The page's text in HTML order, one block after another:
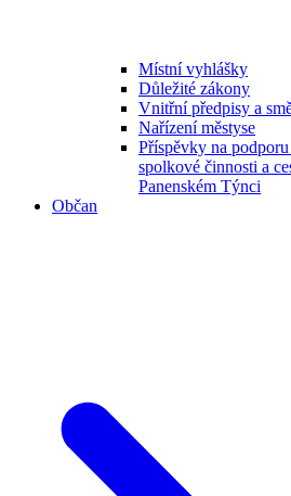
Místní vyhlášky
Důležité zákony
Vnitřní předpisy a
Nařízení městyse
Příspěvky na
spolkové činnosti a
Panenském Týnci
Občan